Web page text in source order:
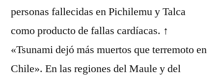
personas fallecidas en Pichilemu y Talca
como producto de fallas cardíacas. ↑
«Tsunami dejó más muertos que terremoto en
Chile». En las regiones del Maule y del